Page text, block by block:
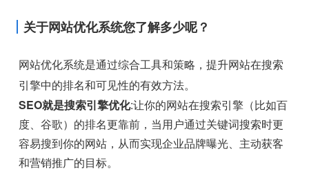
关于网站优化系统您了解多少呢？
网站优化系统是通过综合工具和策略，提升网站在搜索
引擎中的排名和可见性的有效方法。
SEO就是搜索引擎优化:让你的网站在搜索引擎（比如百
度、谷歌）的排名更靠前，当用户通过关键词搜索时更
容易搜到你的网站，从而实现企业品牌曝光、主动获客
和营销推广的目标。